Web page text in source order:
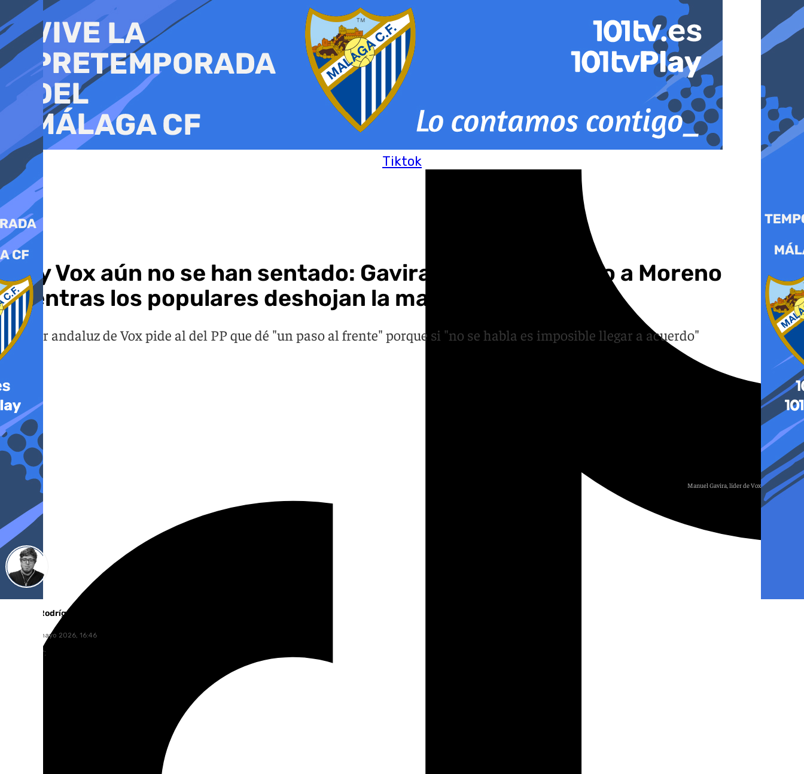
al
contenido
Tiktok
Política
PP y Vox aún no se han sentado: Gavira tiende a la mano a Moreno
mientras los populares deshojan la margarita
El líder andaluz de Vox pide al del PP que dé "un paso al frente" porque si "no se habla es imposible llegar a acuerdo"
Manuel Gavira, líder de Vox en Andalucía.
Enrique Rodríguez
jueves, 21 mayo 2026, 16:46
Compartir: